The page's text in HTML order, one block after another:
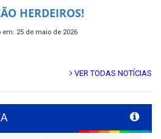
HERDEIROS!
em: 25 de maio de 2026
VER TODAS NOTÍCIAS